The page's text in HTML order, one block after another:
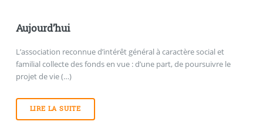
Aujourd’hui
L’association reconnue d’intérêt général à caractère social et
familial collecte des fonds en vue : d’une part, de poursuivre le
projet de vie (…)
LIRE LA SUITE